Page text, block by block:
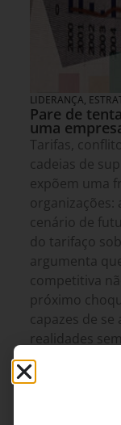
LIDERANÇA,
Pare de
uma
Tarifas,
cadeias de
expõem uma
organizações:
cenário de
do tarifaço
argumenta
competitiva
próximo
capazes de
realidades
professor de
Tech na FIAP e